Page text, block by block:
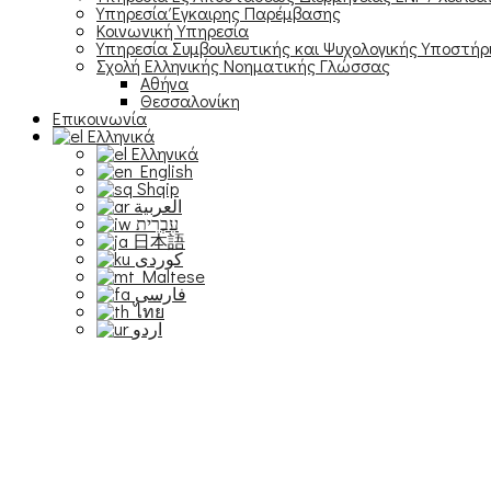
Υπηρεσία Έγκαιρης Παρέμβασης
Κοινωνική Υπηρεσία
Υπηρεσία Συμβουλευτικής και Ψυχολογικής
Σχολή Ελληνικής Νοηματικής Γλώσσας
Αθήνα
Θεσσαλονίκη
Επικοινωνία
Ελληνικά
Ελληνικά
English
Shqip
العربية
עִבְרִית
日本語
Maltese
فارسی
ไทย
اردو